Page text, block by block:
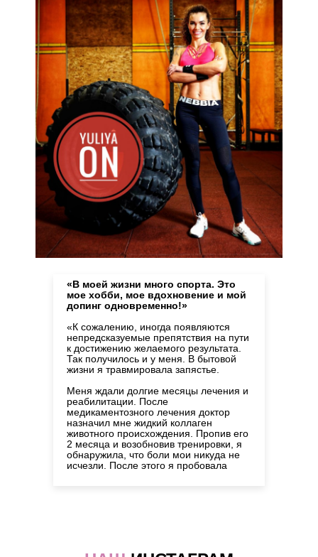
«В моей жизни много спорта. Это
мое хобби, мое вдохновение и мой
допинг одновременно!»
«К сожалению, иногда появляются
непредсказуемые препятствия на пути
к достижению желаемого результата.
Так получилось и у меня. В бытовой
жизни я травмировала запястье.
Меня ждали долгие месяцы лечения и
реабилитации. После
медикаментозного лечения доктор
назначил мне жидкий коллаген
животного происхождения. Пропив его
2 месяца и возобновив тренировки, я
обнаружила, что боли мои никуда не
исчезли. После этого я пробовала